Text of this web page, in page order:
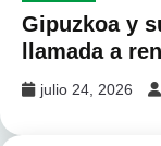
Gipuzkoa y
llamada a
julio 24, 2026